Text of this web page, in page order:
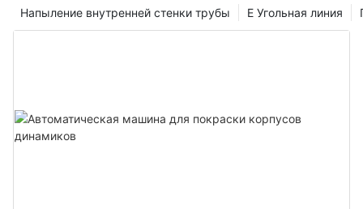
E Угольная линия
Напыление внутренней стенки трубы